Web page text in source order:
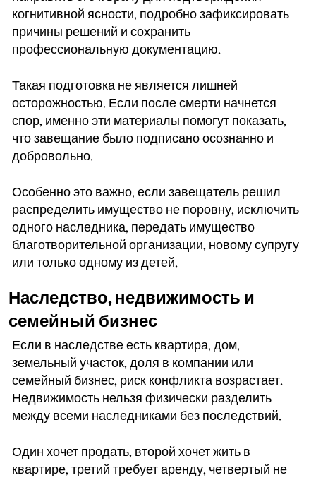
когнитивной ясности, подробно зафиксировать
причины решений и сохранить
профессиональную документацию.
Такая подготовка не является лишней
осторожностью. Если после смерти начнется
спор, именно эти материалы помогут показать,
что завещание было подписано осознанно и
добровольно.
Особенно это важно, если завещатель решил
распределить имущество не поровну, исключить
одного наследника, передать имущество
благотворительной организации, новому супругу
или только одному из детей.
Наследство, недвижимость и
семейный бизнес
Если в наследстве есть квартира, дом,
земельный участок, доля в компании или
семейный бизнес, риск конфликта возрастает.
Недвижимость нельзя физически разделить
между всеми наследниками без последствий.
Один хочет продать, второй хочет жить в
квартире, третий требует аренду, четвертый не